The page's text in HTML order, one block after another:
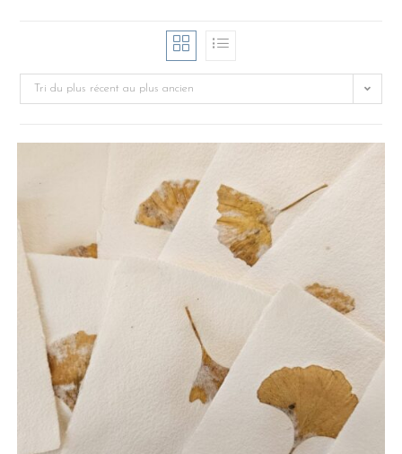
Tri du plus récent au plus ancien